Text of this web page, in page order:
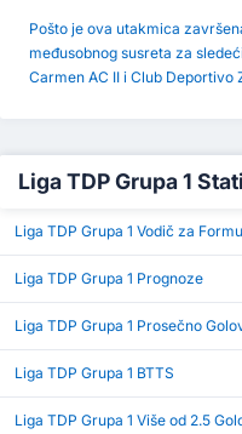
Pošto je ova utakmica
međusobnog susreta za
Carmen AC II i Club Deportivo
Liga TDP Grupa 1
Liga TDP Grupa 1 Vodič za Formu
Liga TDP Grupa 1 Prognoze
Liga TDP Grupa 1 Prosečno
Liga TDP Grupa 1 BTTS
Liga TDP Grupa 1 Više od 2.5